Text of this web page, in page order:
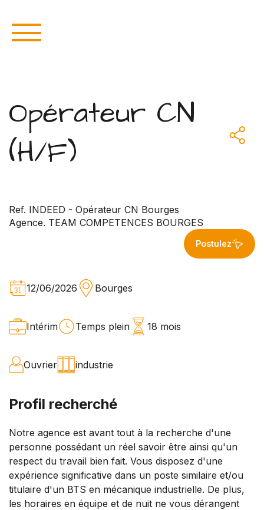
Opérateur CN
(H/F)
Ref. INDEED - Opérateur CN Bourges
Agence. TEAM COMPETENCES BOURGES
Postulez
12/06/2026 Bourges
Intérim Temps plein 18 mois
Ouvrier industrie
Profil recherché
Notre agence est avant tout à la recherche d'une
personne possédant un réel savoir être ainsi qu'un
respect du travail bien fait. Vous disposez d'une
expérience significative dans un poste similaire et/ou
titulaire d'un BTS en mécanique industrielle. De plus,
les horaires en équipe et de nuit ne vous dérangent